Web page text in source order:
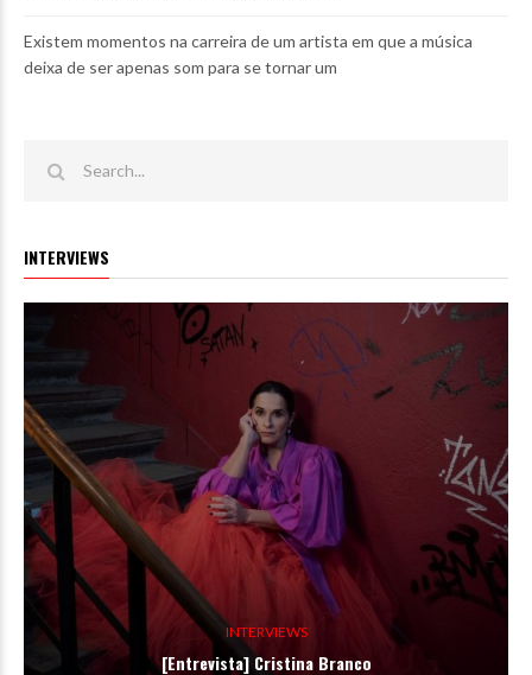
Existem momentos na carreira de um artista em que a música
deixa de ser apenas som para se tornar um
INTERVIEWS
INTERVIEWS
[Entrevista] Cristina Branco